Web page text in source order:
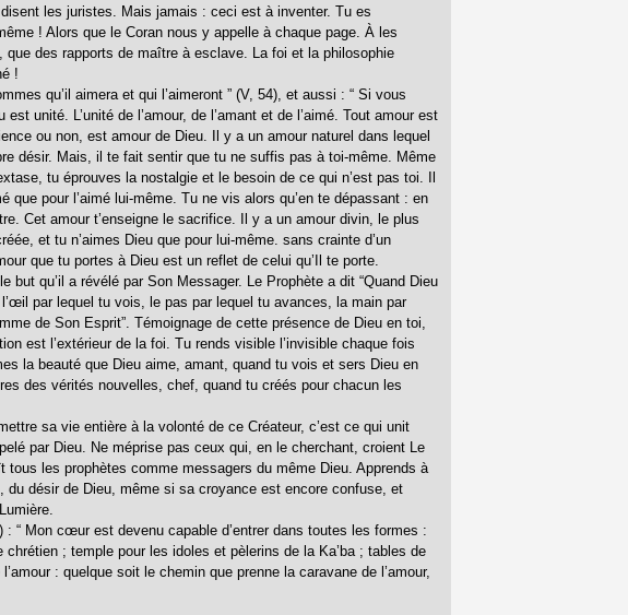
les juristes. Mais jamais : ceci est à inventer. Tu es
! Alors que le Coran nous y appelle à chaque page. À les
que des rapports de maître à esclave. La foi et la philosophie
!
qu’il aimera et qui l’aimeront ” (V, 54), et aussi : “ Si vous
unité. L’unité de l’amour, de l’amant et de l’aimé. Tout amour est
ou non, est amour de Dieu. Il y a un amour naturel dans lequel
désir. Mais, il te fait sentir que tu ne suffis pas à toi-même. Même
tu éprouves la nostalgie et le besoin de ce qui n’est pas toi. Il
que pour l’aimé lui-même. Tu ne vis alors qu’en te dépassant : en
Cet amour t’enseigne le sacrifice. Il y a un amour divin, le plus
et tu n’aimes Dieu que pour lui-même. sans crainte d’un
que tu portes à Dieu est un reflet de celui qu’Il te porte.
but qu’il a révélé par Son Messager. Le Prophète a dit “Quand Dieu
par lequel tu vois, le pas par lequel tu avances, la main par
de Son Esprit”. Témoignage de cette présence de Dieu en toi,
est l’extérieur de la foi. Tu rends visible l’invisible chaque fois
la beauté que Dieu aime, amant, quand tu vois et sers Dieu en
des vérités nouvelles, chef, quand tu créés pour chacun les
sa vie entière à la volonté de ce Créateur, c’est ce qui unit
par Dieu. Ne méprise pas ceux qui, en le cherchant, croient Le
tous les prophètes comme messagers du même Dieu. Apprends à
du désir de Dieu, même si sa croyance est encore confuse, et
: “ Mon cœur est devenu capable d’entrer dans toutes les formes :
; temple pour les idoles et pèlerins de la Ka’ba ; tables de
: quelque soit le chemin que prenne la caravane de l’amour,